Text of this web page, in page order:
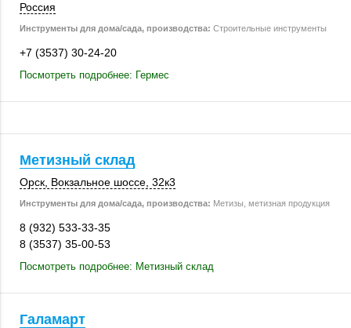
Россия
Инструменты для дома/сада, производства: Строительные инструменты
+7 (3537) 30-24-20
Посмотреть подробнее: Гермес
Метизный склад
Орск Вокзальное шоссе 32к3
Инструменты для дома/сада, производства: Метизы, метизная продукция
8 (932) 533-33-35
8 (3537) 35-00-53
Посмотреть подробнее: Метизный склад
Галамарт